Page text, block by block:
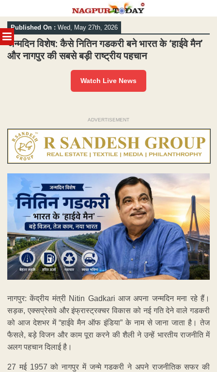
MENU
Skip
to
content
Published On : Wed, May 27th, 2026
जन्मदिन विशेष: कैसे नितिन गडकरी बने भारत के ‘हाईवे मैन’
और नागपुर की सबसे बड़ी राष्ट्रीय पहचान
Watch Live News
ADVERTISEMENT
नागपुर: केंद्रीय मंत्री Nitin Gadkari आज अपना जन्मदिन मना रहे हैं।
सड़क, एक्सप्रेसवे और इंफ्रास्ट्रक्चर विकास को नई गति देने वाले गडकरी
को आज देशभर में “हाईवे मैन ऑफ इंडिया” के नाम से जाना जाता है। तेज
फैसले, बड़े विजन और काम पूरा करने की शैली ने उन्हें भारतीय राजनीति में
अलग पहचान दिलाई है।
27 मई 1957 को नागपुर में जन्मे गडकरी ने अपने राजनीतिक सफर की